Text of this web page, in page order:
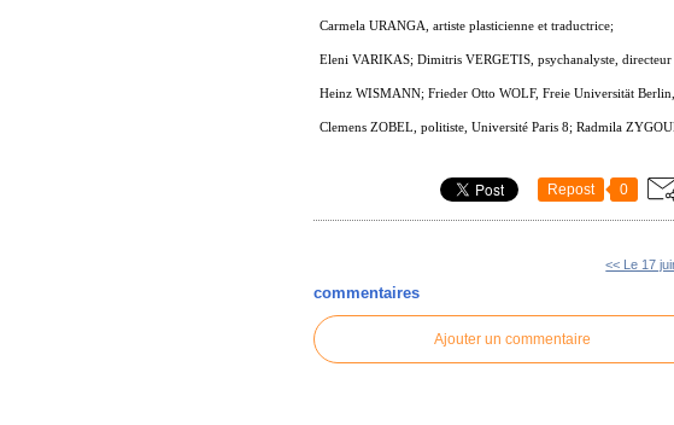
Carmela URANGA, artiste plasticienne et traductrice;
Eleni VARIKAS; Dimitris VERGETIS, psychanalyste,
Heinz WISMANN; Frieder Otto WOLF, Freie Universität
Clemens ZOBEL, politiste, Université Paris 8; Radmila
Repost 0
<< Le 17
commentaires
Ajouter un commentaire